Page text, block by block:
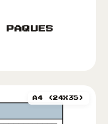
A4 (24X35)